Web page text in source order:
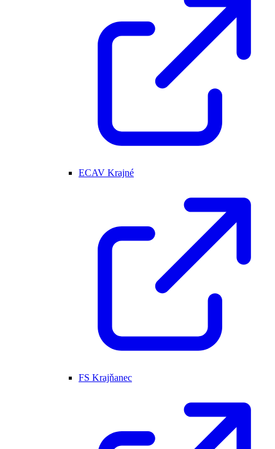
ECAV Krajné
FS Krajňanec